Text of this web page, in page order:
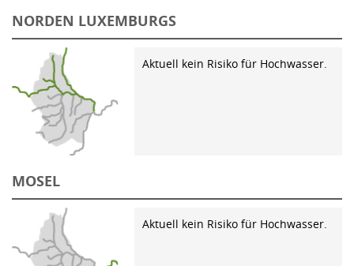
NORDEN LUXEMBURGS
Aktuell kein Risiko für Hochwasser.
MOSEL
Aktuell kein Risiko für Hochwasser.